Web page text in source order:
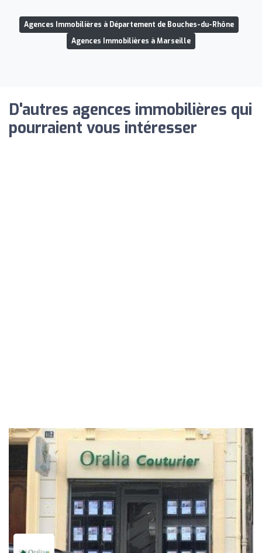
Agences Immobilières à Département de Bouches-du-Rhône
Agences Immobilières à Marseille
D'autres agences immobilières qui
pourraient vous intéresser